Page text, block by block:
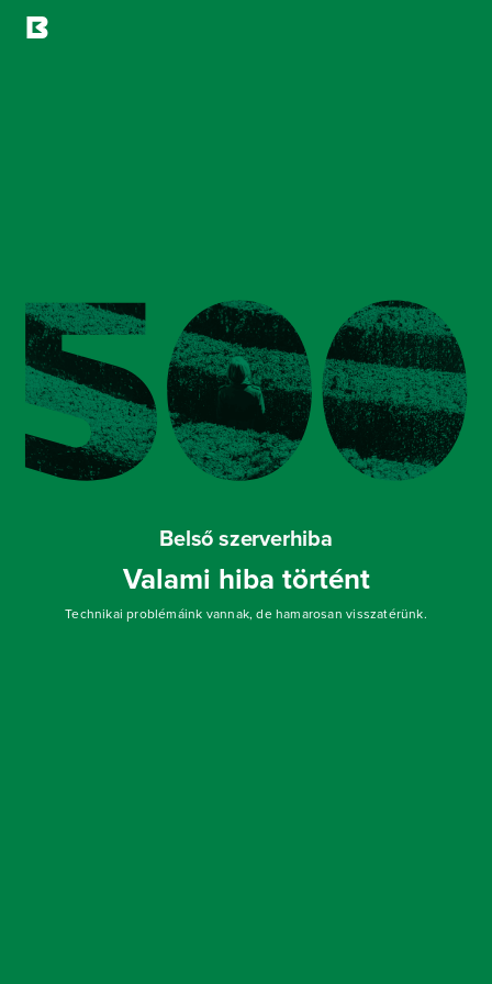
Belső szerverhiba
Valami hiba történt
Technikai problémáink vannak, de hamarosan visszatérünk.